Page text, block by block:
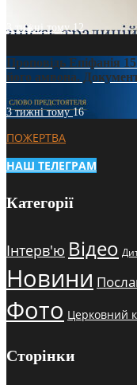
3 тижні тому12
Проповідь Епіфанія
його амвона.
3 тижні тому16
ПОЖЕРТВА
НАШ ТЕЛЕГРАМ
Категорії
Інтерв'ю Відео
Новини
Фото Церковний
Сторінки